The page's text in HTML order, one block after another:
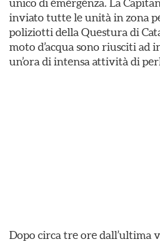
inviato tutte le unità in zona
poliziotti della Questura di
moto d’acqua sono riusciti ad
un’ora di intensa attività di
Dopo circa tre ore dall’ultima